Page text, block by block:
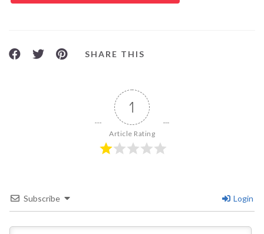
SHARE THIS
1
Article Rating
Subscribe Login